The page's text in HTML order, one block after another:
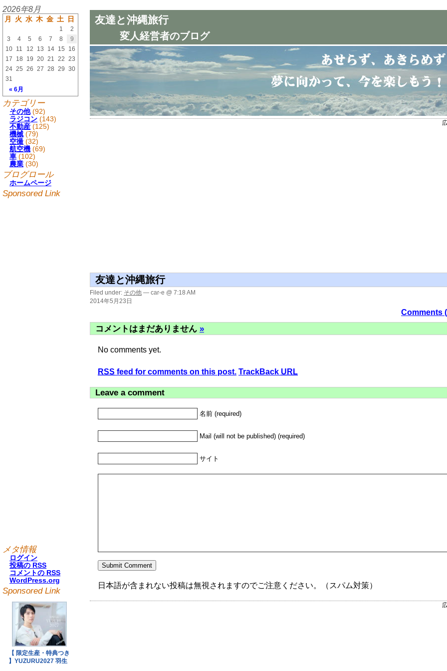
友達と沖縄旅行
変人経営者のブログ
友達と沖縄旅行
Filed under: その他 — car-e @ 7:18 AM
2014年5月23日
Comments
コメントはまだありません »
No comments yet.
RSS feed for comments on this post. TrackBack URL
Leave a comment
名前 (required)
Mail (will not be published) (required)
サイト
日本語が含まれない投稿は無視されますのでご注意ください。（スパム対策）
2026年8月
月 火 水 木 金 土 日
« 6月
1
2
3
4 5 6 7 8
9
10
11 12 13 14 15
16
17
18 19 20 21 22 23
24 25 26 27 28 29 30
31
カテゴリー
その他(92)
ラジコン (143)
不動産 (125)
機械 (79)
空撮 (32)
航空機 (69)
車 (102)
農業 (30)
ブログロール
ホームページ
Sponsored Link
メタ情報
ログイン
投稿の RSS
コメントの RSS
WordPress.org
Sponsored Link